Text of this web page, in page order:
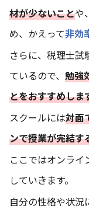
材が少ないことや、
め、かえって非効
さらに、税理士
ているので、 勉強
とをおすすめしま
スクールには対面
ンで授業が完結す
ここではオンラ
していきます。
自分の性格や状況